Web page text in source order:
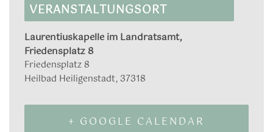
VERANSTALTUNGSORT
Laurentiuskapelle im Landratsamt,
Friedensplatz 8
Friedensplatz 8
Heilbad Heiligenstadt, 37318
+ GOOGLE CALENDAR